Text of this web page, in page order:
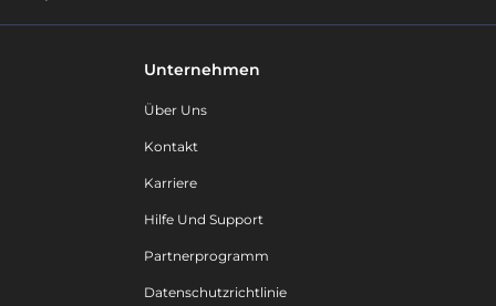
Unternehmen
Über Uns
Kontakt
Karriere
Hilfe Und Support
Partnerprogramm
Datenschutzrichtlinie